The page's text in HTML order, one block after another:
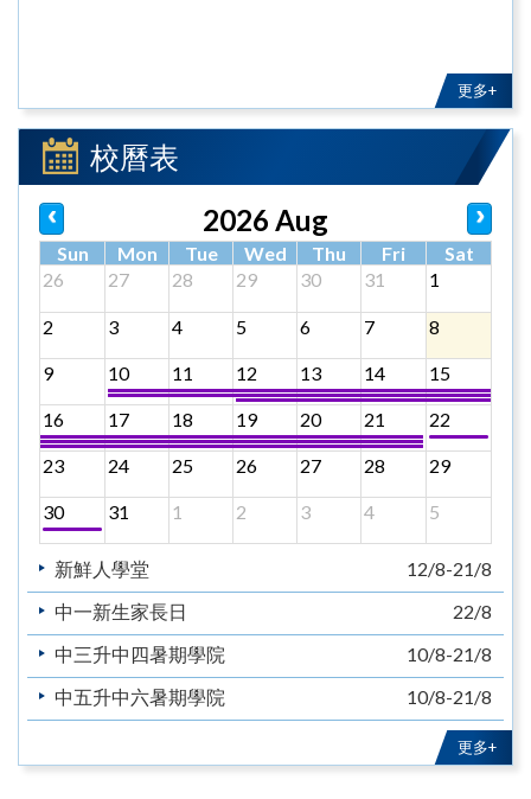
更多+
校曆表
2026 Aug
Sun Mon Tue Wed Thu Fri
Sat
26
27 28 29 30 31 1
2 3 4 5 6 7 8
9 10 11 12 13 14 15
16 17 18 19 20 21 22
23 24 25 26 27 28 29
30 31 1 2 3 4 5
新鮮人學堂
12/8-21/8
中一新生家長日
22/8
中三升中四暑期學院
10/8-21/8
中五升中六暑期學院
10/8-21/8
30/8
更多+